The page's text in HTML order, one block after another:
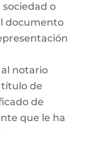
o
documento
notario
título de
de
que le ha